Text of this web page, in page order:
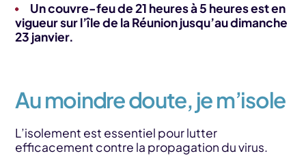
Un couvre-feu de 21 heures à 5 heures est en
vigueur sur l’île de la Réunion jusqu’au dimanche
23 janvier.
Au moindre doute, je m’isole
L’isolement est essentiel pour lutter
efficacement contre la propagation du virus.